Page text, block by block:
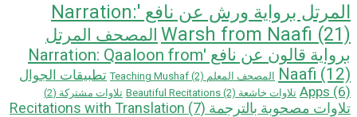
المرتل برواية ورش عن نافع 'Narration:
Warsh from Naafi (21)
المصحف المرتل
بروایة قالون عن نافع 'Narration: Qaaloon from
Naafi (12) المصحف المعلم Teaching Mushaf (2)
تطبيقات الجوال
Apps (6) تلاوات خاشعة Beautiful Recitations (2) تلاوات مشتركة (2)
تلاوات مصحوبة بالترجمة Recitations with Translation (7)